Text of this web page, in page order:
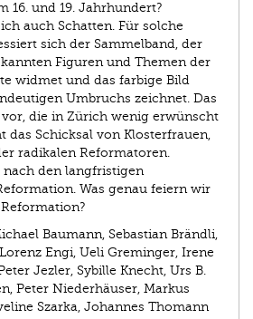
16. und 19. Jahrhundert?
auch Schatten. Für solche
sich der Sammelband, der
Figuren und Themen der
widmet und das farbige Bild
Umbruchs zeichnet. Das
die in Zürich wenig erwünscht
das Schicksal von Klosterfrauen,
radikalen Reformatoren.
den langfristigen
Was genau feiern wir
Baumann, Sebastian Brändli,
Engi, Ueli Greminger, Irene
Jezler, Sybille Knecht, Urs B.
Peter Niederhäuser, Markus
Szarka, Johannes Thomann